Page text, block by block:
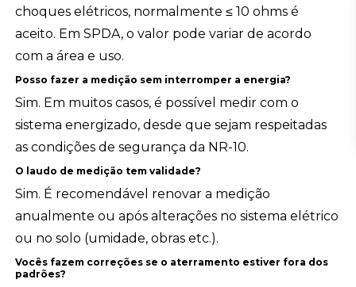
choques elétricos, normalmente ≤ 10 ohms é
aceito. Em SPDA, o valor pode variar de acordo
com a área e uso.
Posso fazer a medição sem interromper a energia?
Sim. Em muitos casos, é possível medir com o
sistema energizado, desde que sejam respeitadas
as condições de segurança da NR-10.
O laudo de medição tem validade?
Sim. É recomendável renovar a medição
anualmente ou após alterações no sistema elétrico
ou no solo (umidade, obras etc.).
Vocês fazem correções se o aterramento estiver fora dos
padrões?